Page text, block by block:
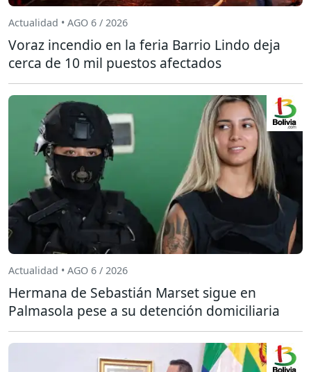
Actualidad • AGO 6 / 2026
Voraz incendio en la feria Barrio Lindo deja
cerca de 10 mil puestos afectados
Actualidad • AGO 6 / 2026
Hermana de Sebastián Marset sigue en
Palmasola pese a su detención domiciliaria